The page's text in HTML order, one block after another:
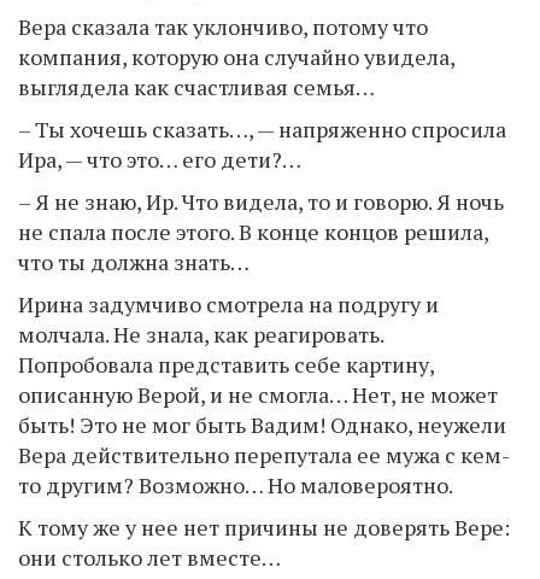
Вера сказала так уклончиво, потому что
компания, которую она случайно увидела,
выглядела как счастливая семья…
– Ты хочешь сказать…, — напряженно спросила
Ира, — что это… его дети?…
– Я не знаю, Ир. Что видела, то и говорю. Я ночь
не спала после этого. В конце концов решила,
что ты должна знать…
Ирина задумчиво смотрела на подругу и
молчала. Не знала, как реагировать.
Попробовала представить себе картину,
описанную Верой, и не смогла… Нет, не может
быть! Это не мог быть Вадим! Однако, неужели
Вера действительно перепутала ее мужа с кем-
то другим? Возможно… Но маловероятно.
К тому же у нее нет причины не доверять Вере:
они столько лет вместе…